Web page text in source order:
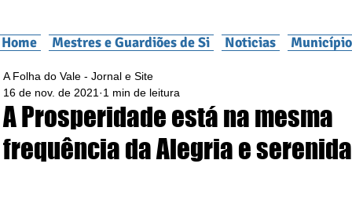
Home Mestres e Guardiões de Si Noticias
A Prosperidade está na mesma
frequência da Alegria e
A Folha do Vale - Jornal e Site
16 de nov. de 2021 1 min de leitura